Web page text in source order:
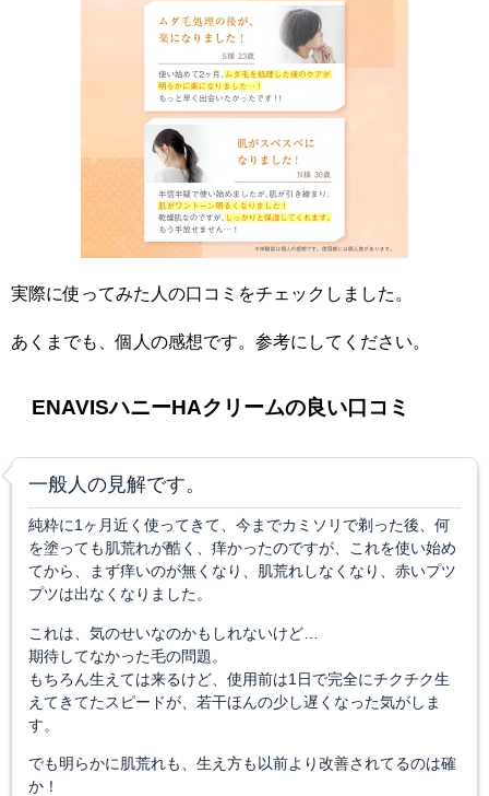
実際に使ってみた人の口コミをチェックしました。
あくまでも、個人の感想です。参考にしてください。
ENAVISハニーHAクリームの良い口コミ
一般人の見解です。
純粋に1ヶ月近く使ってきて、今までカミソリで剃った後、何
を塗っても肌荒れが酷く、痒かったのですが、これを使い始め
てから、まず痒いのが無くなり、肌荒れしなくなり、赤いプツ
プツは出なくなりました。
これは、気のせいなのかもしれないけど…
期待してなかった毛の問題。
もちろん生えては来るけど、使用前は1日で完全にチクチク生
えてきてたスピードが、若干ほんの少し遅くなった気がしま
す。
でも明らかに肌荒れも、生え方も以前より改善されてるのは確
か！